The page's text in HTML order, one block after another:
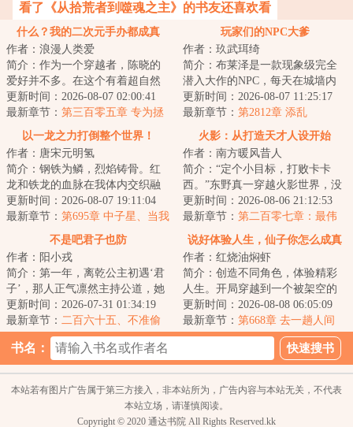
看了《从拾荒者到噬魂之主》的书友还喜欢看
什么？我的二次元手办都成真
了！
作者：浪漫人类爱
简介：作为一个穿越者，陈晓的
爱好并不多。在这个有着超自然
力量的平行世界，没有系统，也
没有觉醒超能力...
更新时间：2026-08-07 02:00:41
最新章节： 第三百零五章 专为拯
救世界的组织——迦勒底
玩家们的NPC大爹
作者：玖武珥绮
简介：布莱泽是一款现象级完全
潜入大作的NPC，每天在城墙内
过着一成不变的生活。直到有一
天，他的决定去...
更新时间：2026-08-07 11:25:17
最新章节： 第2812章 添乱
以一龙之力打倒整个世界！
作者：唐宋元明氢
简介：钢铁为鳞，烈焰铸骨。红
龙和铁龙的血脉在我体内交织融
合，构筑出耀眼的新生，烈焰与
钢铁是我与生俱...
更新时间：2026-08-07 19:11:04
最新章节： 第695章 中子星、当我
的儿子吧、婚礼
火影：从打造天才人设开始
作者：南方暖风昔人
简介：“定个小目标，打败卡卡
西。”东野真一穿越火影世界，没
有显赫的家世，没有逆天的血
统，却拥有着最...
更新时间：2026-08-06 21:12:53
最新章节： 第二百零七章：最伟
大的风影，风之国的慈母。
不是吧君子也防
作者：阳小戎
简介：第一年，离乾公主初遇‘君
子’，那人正气凛然主持公道，她
冷笑：“伪君子。”第三年，皇嗣之
争，一...
更新时间：2026-07-31 01:34:19
最新章节： 二百六十五、不准偷
说好体验人生，仙子你怎么成真
了
作者：红烧油焖虾
简介：创造不同角色，体验精彩
人生。开局穿越到一个被架空的
吉祥物皇帝身上，通过百世书体
验不同的人生，...
更新时间：2026-08-08 06:05:09
最新章节： 第668章 去一趟人间
（4000字）
书名：
本站若有图片广告属于第三方接入，非本站所为，广告内容与本站无关，不代表
本站立场，请谨慎阅读。
Copyright © 2020 通达书院 All Rights Reserved.kk